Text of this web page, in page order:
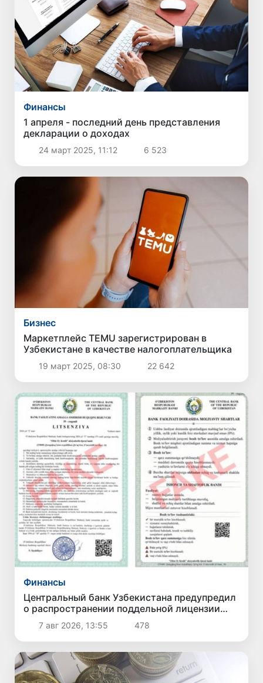
Финансы
1 апреля - последний день представления
декларации о доходах
24 март 2025, 11:12 6 523
Бизнес
Маркетплейс TEMU зарегистрирован в
Узбекистане в качестве налогоплательщика
19 март 2025, 08:30 22 642
Финансы
Центральный банк Узбекистана предупредил
о распространении поддельной лицензии
несуществующего банка
7 авг 2026, 13:55 478